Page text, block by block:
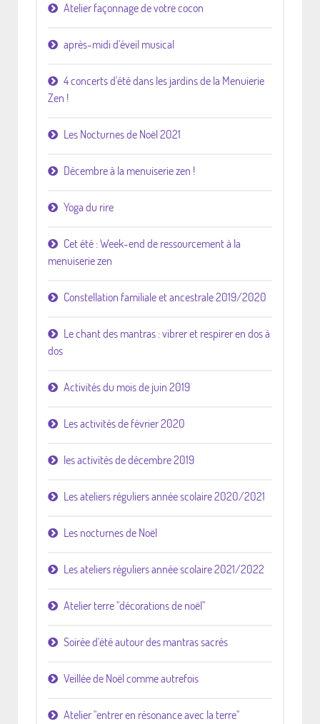
Atelier façonnage de votre cocon
après-midi d'éveil musical
4 concerts d'été dans les jardins de la Menuierie
Zen !
Les Nocturnes de Noël 2021
Décembre à la menuiserie zen !
Yoga du rire
Cet été : Week-end de ressourcement à la
menuiserie zen
Constellation familiale et ancestrale 2019/2020
Le chant des mantras : vibrer et respirer en dos à
dos
Activités du mois de juin 2019
Les activités de février 2020
les activités de décembre 2019
Les ateliers réguliers année scolaire 2020/2021
Les nocturnes de Noël
Les ateliers réguliers année scolaire 2021/2022
Atelier terre "décorations de noël"
Soirée d'été autour des mantras sacrés
Veillée de Noël comme autrefois
Atelier "entrer en résonance avec la terre"